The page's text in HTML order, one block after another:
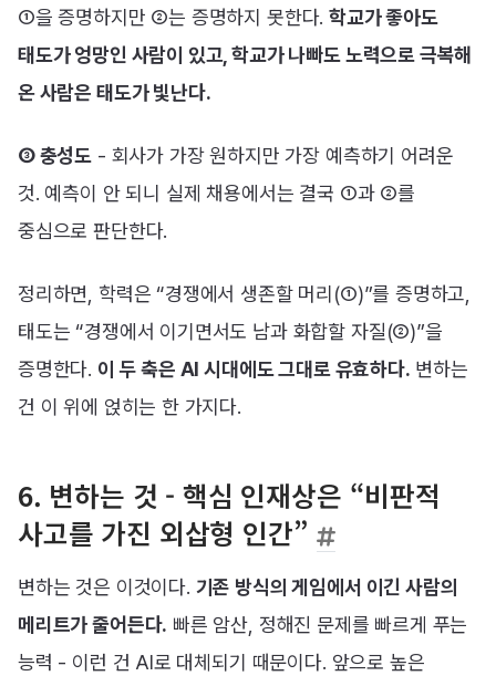
①을 증명하지만 ②는 증명하지 못한다.학교가 좋아도
태도가 엉망인 사람이 있고, 학교가 나빠도 노력으로 극복해
온 사람은 태도가 빛난다.
③ 충성도 - 회사가 가장 원하지만 가장 예측하기 어려운
것. 예측이 안 되니 실제 채용에서는 결국 ①과 ②를
중심으로 판단한다.
정리하면, 학력은 “경쟁에서 생존할 머리(①)”를 증명하고,
태도는 “경쟁에서 이기면서도 남과 화합할 자질(②)”을
증명한다. 이 두 축은 AI 시대에도 그대로 유효하다. 변하는
건 이 위에 얹히는 한 가지다.
6. 변하는 것 - 핵심 인재상은 “비판적
사고를 가진 외삽형 인간”
변하는 것은 이것이다. 기존 방식의 게임에서 이긴 사람의
메리트가 줄어든다. 빠른 암산, 정해진 문제를 빠르게 푸는
능력 - 이런 건 AI로 대체되기 때문이다. 앞으로 높은